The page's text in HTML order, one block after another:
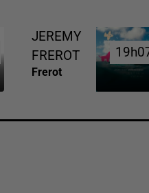
JEREMY
FREROT
Frerot